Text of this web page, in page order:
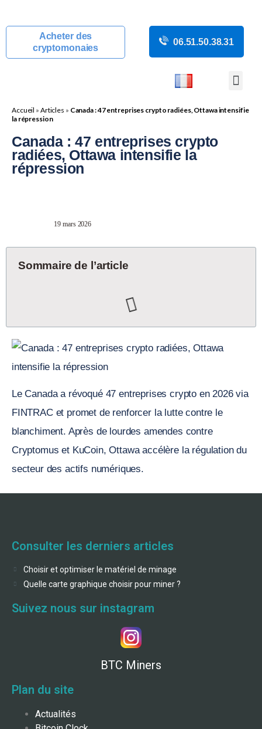
Acheter des
cryptomonaies
06.51.50.38.31
Accueil » Articles » Canada : 47 entreprises crypto radiées, Ottawa intensifie
la répression
Canada : 47 entreprises crypto
radiées, Ottawa intensifie la
répression
19 mars 2026
Sommaire de l’article
Le Canada a révoqué 47 entreprises crypto en 2026 via
FINTRAC et promet de renforcer la lutte contre le
blanchiment. Après de lourdes amendes contre
Cryptomus et KuCoin, Ottawa accélère la régulation du
secteur des actifs numériques.
Consulter les derniers articles
Choisir et optimiser le matériel de minage
Quelle carte graphique choisir pour miner ?
Suivez nous sur instagram
BTC Miners
Plan du site
Actualités